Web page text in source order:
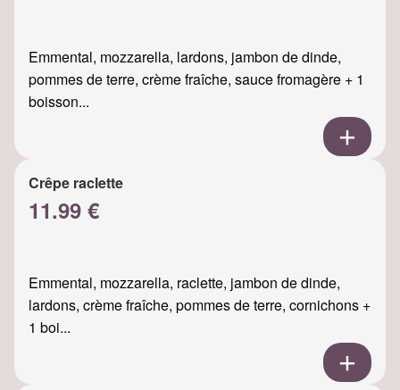
Emmental, mozzarella, lardons, jambon de dinde,
pommes de terre, crème fraîche, sauce fromagère + 1
boisson...
Crêpe raclette
11.99 €
Emmental, mozzarella, raclette, jambon de dinde,
lardons, crème fraîche, pommes de terre, cornichons +
1 boi...